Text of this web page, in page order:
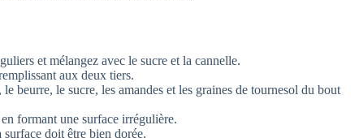
et mélangez avec le sucre et la cannelle.
aux deux tiers.
beurre, le sucre, les amandes et les graines de tournesol du bout
formant une surface irrégulière.
doit être bien dorée.